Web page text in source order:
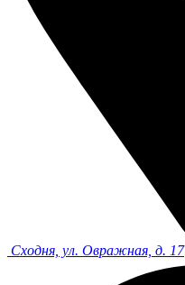
Сходня, ул. Овражная, д. 17